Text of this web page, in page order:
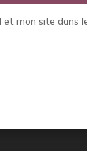
mon site dans